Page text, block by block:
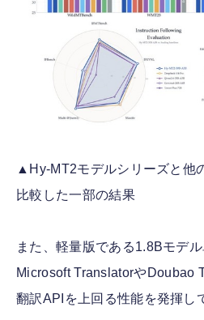
▲Hy-MT2モデルシリーズと他
比較した一部の結果
また、軽量版である1.8Bモデ
Microsoft TranslatorやDoubao
翻訳APIを上回る性能を発揮し